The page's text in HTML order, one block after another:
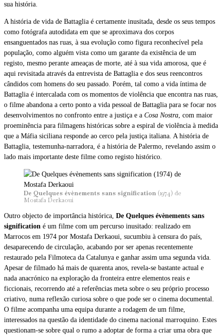
sua história.
A história de vida de Battaglia é certamente inusitada, desde os seus tempos
como fotógrafa autodidata em que se aproximava dos corpos
ensanguentados nas ruas, à sua evolução como figura reconhecível pela
população, como alguém vista como um garante da existência de um
registo, mesmo perante ameaças de morte, até à sua vida amorosa, que é
aqui revisitada através da entrevista de Battaglia e dos seus reencontros
cândidos com homens do seu passado. Porém, tal como a vida íntima de
Battaglia é intercalada com os momentos de violência que encontra nas ruas,
o filme abandona a certo ponto a vida pessoal de Battaglia para se focar nos
desenvolvimentos no confronto entre a justiça e a Cosa Nostra , com maior
proeminência para filmagens históricas sobre a espiral de violência à medida
que a Máfia siciliana responde ao cerco pela justiça italiana. A história de
Battaglia, testemunha-narradora, é a história de Palermo, revelando assim o
lado mais importante deste filme como registo histórico.
De Quelques évènements sans signification (1974) de
Mostafa Derkaoui
Outro objecto de importância histórica, De Quelques évènements sans
signification é um filme com um percurso inusitado: realizado em
Marrocos em 1974 por Mostafa Derkaoui, sucumbiu à censura do país,
desaparecendo de circulação, acabando por ser apenas recentemente
restaurado pela Filmoteca da Catalunya e ganhar assim uma segunda vida.
Apesar de filmado há mais de quarenta anos, revela-se bastante actual e
nada anacrónico na exploração da fronteira entre elementos reais e
ficcionais, recorrendo até a referências meta sobre o seu próprio processo
criativo, numa reflexão curiosa sobre o que pode ser o cinema documental.
O filme acompanha uma equipa durante a rodagem de um filme,
interessados na questão da identidade do cinema nacional marroquino. Estes
questionam-se sobre qual o rumo a adoptar de forma a criar uma obra que